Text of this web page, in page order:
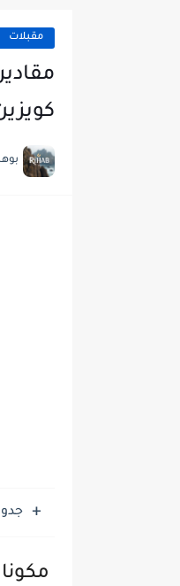
مقبلات